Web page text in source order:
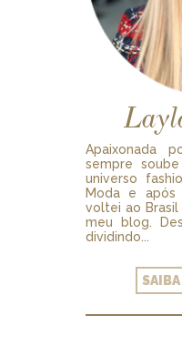
Apaixonada
sempre
universo
Moda e após
voltei ao
meu blog.
dividindo...